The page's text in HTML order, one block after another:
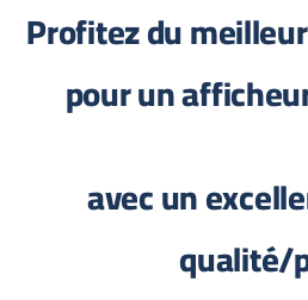
Profitez du
pour un
avec un
qualité/